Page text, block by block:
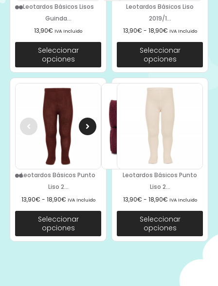
Leotardos Básicos Lisos
Guinda...
13,90€ IVA Incluido
Seleccionar
opciones
Leotardos Básicos Liso
2019/1...
13,90€ - 18,90€ IVA Incluido
Seleccionar
opciones
Leotardos Básicos Punto
Liso 2...
13,90€ - 18,90€ IVA Incluido
Seleccionar
opciones
Leotardos Básicos Punto
Liso 2...
13,90€ - 18,90€ IVA Incluido
Seleccionar
opciones